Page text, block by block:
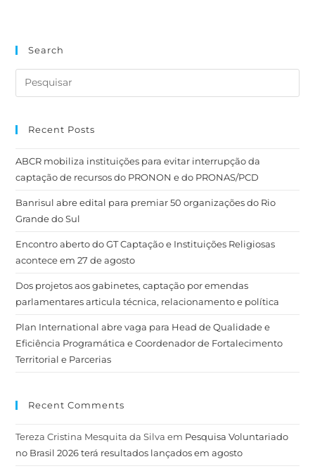
Search
Recent Posts
ABCR mobiliza instituições para evitar interrupção da
captação de recursos do PRONON e do PRONAS/PCD
Banrisul abre edital para premiar 50 organizações do Rio
Grande do Sul
Encontro aberto do GT Captação e Instituições Religiosas
acontece em 27 de agosto
Dos projetos aos gabinetes, captação por emendas
parlamentares articula técnica, relacionamento e política
Plan International abre vaga para Head de Qualidade e
Eficiência Programática e Coordenador de Fortalecimento
Territorial e Parcerias
Recent Comments
Tereza Cristina Mesquita da Silva em Pesquisa Voluntariado
no Brasil 2026 terá resultados lançados em agosto